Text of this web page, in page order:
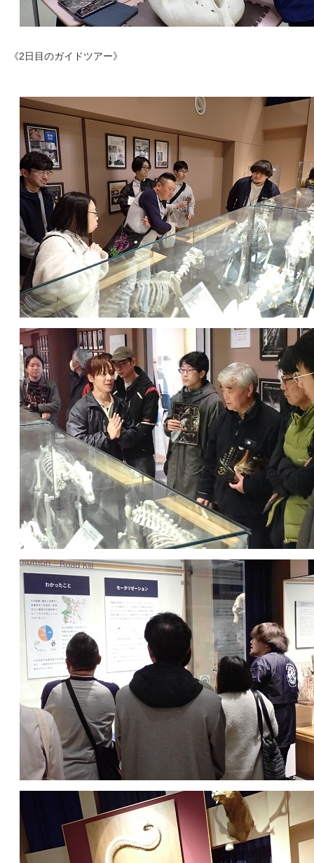
《2日目のガイドツアー》